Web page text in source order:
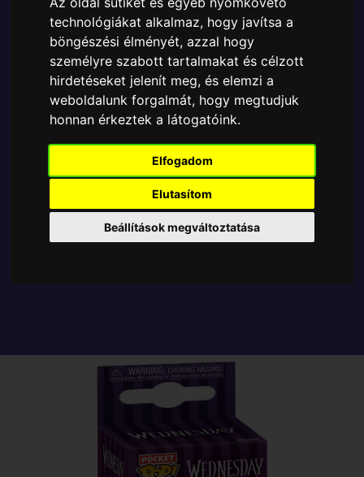
technológiákat alkalmaz, hogy javítsa a
böngészési élményét, azzal hogy
személyre szabott tartalmakat és célzott
hirdetéseket jelenít meg, és elemzi a
weboldalunk forgalmát, hogy megtudjuk
honnan érkeztek a látogatóink.
Elfogadom
Elutasítom
Beállítások megváltoztatása
Ára:3990 Ft
A Funko Pocket POP egyik népszerű terméke a
Funko - Pocket ! kulcstartó Wednesday Wednesday,
amely ablakos csomagolásban azaz - POP In a Box
- várja új gazdáját.
TOVÁBB A VÁSÁRLÁSRA
Tetszik? Osszd meg másokkal!